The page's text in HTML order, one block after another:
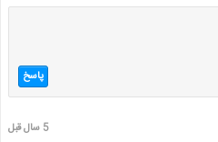
پاسخ
5 سال قبل